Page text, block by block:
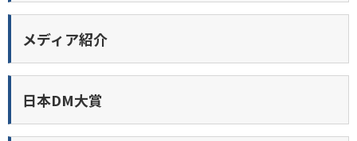
メディア紹介
日本DM大賞